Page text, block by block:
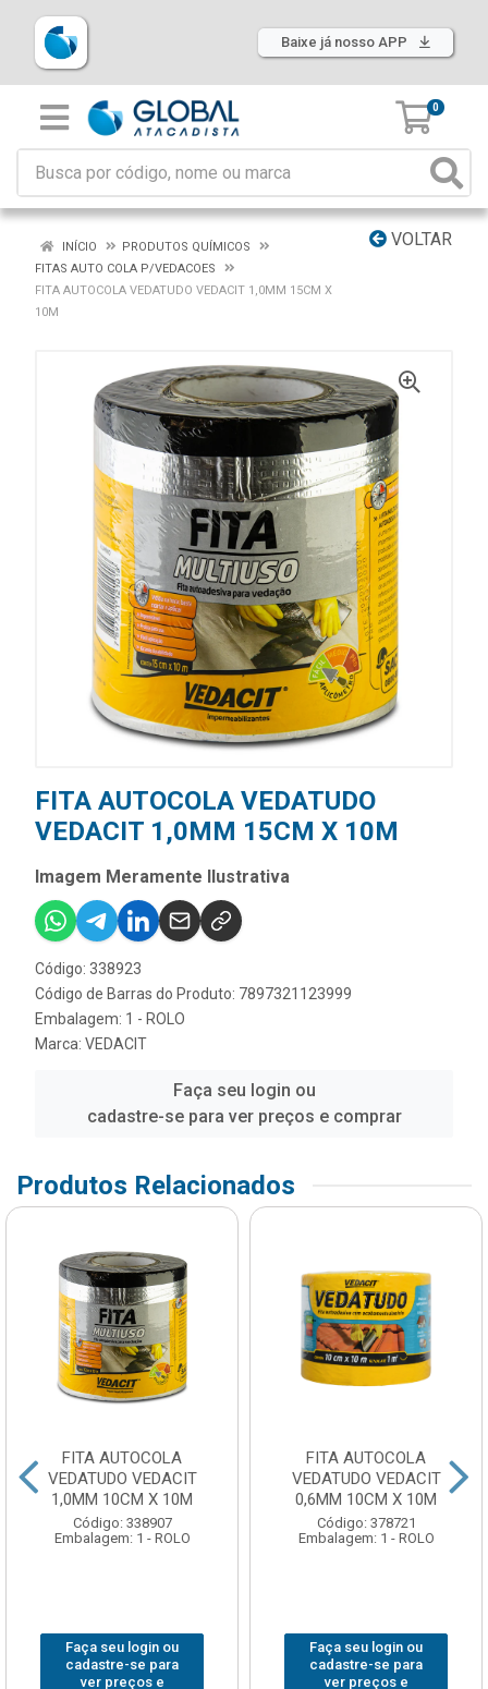
Baixe já nosso APP
0
VOLTAR
INÍCIO
PRODUTOS QUÍMICOS
FITAS AUTO COLA P/VEDACOES
FITA AUTOCOLA VEDATUDO VEDACIT 1,0MM 15CM X
10M
FITA AUTOCOLA VEDATUDO
VEDACIT 1,0MM 15CM X 10M
Imagem Meramente Ilustrativa
Código: 338923
Código de Barras do Produto: 7897321123999
Embalagem: 1 - ROLO
Marca: VEDACIT
Faça seu login ou
cadastre-se para ver preços e comprar
Produtos Relacionados
FITA AUTOCOLA
VEDATUDO VEDACIT
1,0MM 10CM X 10M
Código: 338907
Embalagem: 1 - ROLO
Faça seu login ou
cadastre-se para
ver preços e
FITA AUTOCOLA
VEDATUDO VEDACIT
0,6MM 10CM X 10M
Código: 378721
Embalagem: 1 - ROLO
Faça seu login ou
cadastre-se para
ver preços e